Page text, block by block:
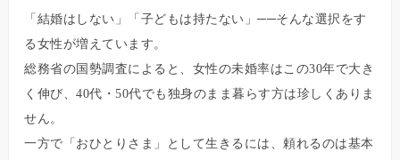
「結婚はしない」「子どもは持たない」──そんな選択をす
る女性が増えています。
総務省の国勢調査によると、女性の未婚率はこの30年で大き
く伸び、40代・50代でも独身のまま暮らす方は珍しくありま
せん。
一方で「おひとりさま」として生きるには、頼れるのは基本